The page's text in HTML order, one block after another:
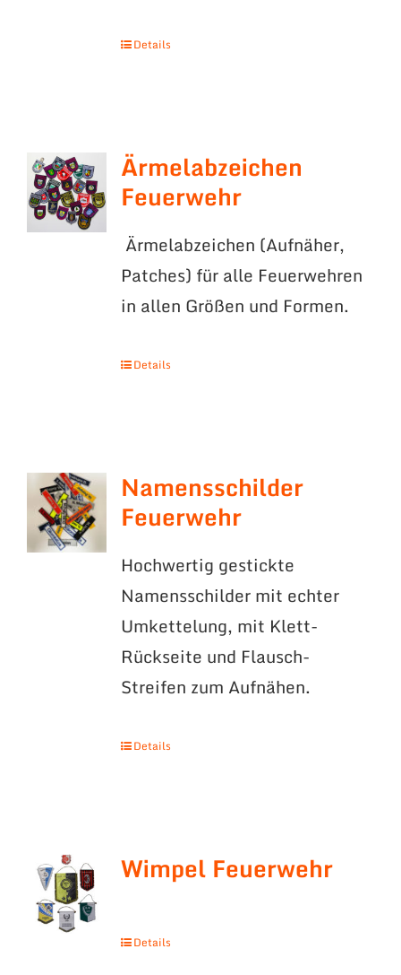
Details
Ärmelabzeichen
Feuerwehr
Ärmelabzeichen (Aufnäher,
Patches) für alle Feuerwehren
in allen Größen und Formen.
Details
Namensschilder
Feuerwehr
Hochwertig gestickte
Namensschilder mit echter
Umkettelung, mit Klett-
Rückseite und Flausch-
Streifen zum Aufnähen.
Details
Wimpel Feuerwehr
Details